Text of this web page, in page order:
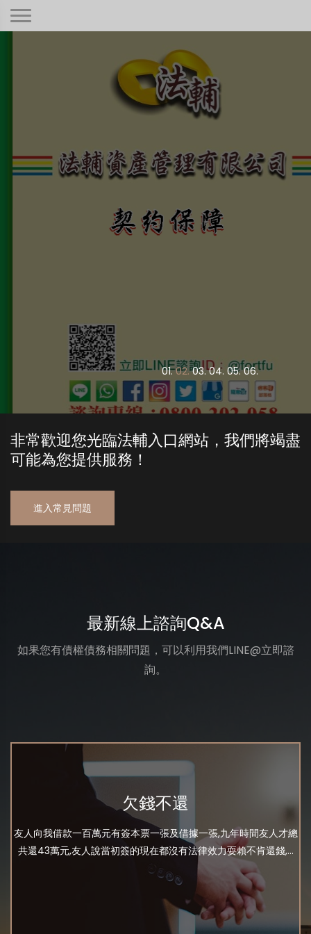
01. 02. 03. 04. 05. 06.
非常歡迎您光臨法輔入口網站，我們將竭盡
可能為您提供服務！
進入常見問題
最新線上諮詢Q&A
如果您有債權債務相關問題，可以利用我們LINE@立即諮
詢。
欠錢不還
友人向我借款一百萬元有簽本票一張及借據一張,九年時間友人才總
共還43萬元,友人說當初簽的現在都沒有法律效力耍賴不肯還錢,...